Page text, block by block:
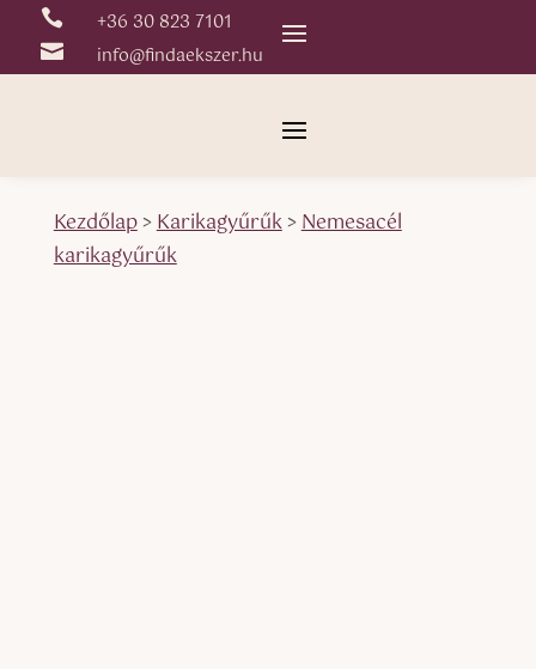
 +36 30 823 7101
 info@findaekszer.hu
Kezdőlap>Karikagyűrűk>Nemesacél
karikagyűrűk